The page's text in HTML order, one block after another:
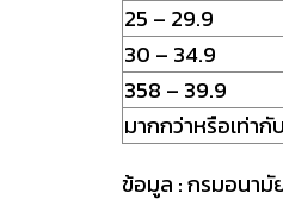
25 – 29.9
30 – 34.9
358 – 39.9
มากกว่าหรือเท่ากั
ข้อมูล : กรมอนามั